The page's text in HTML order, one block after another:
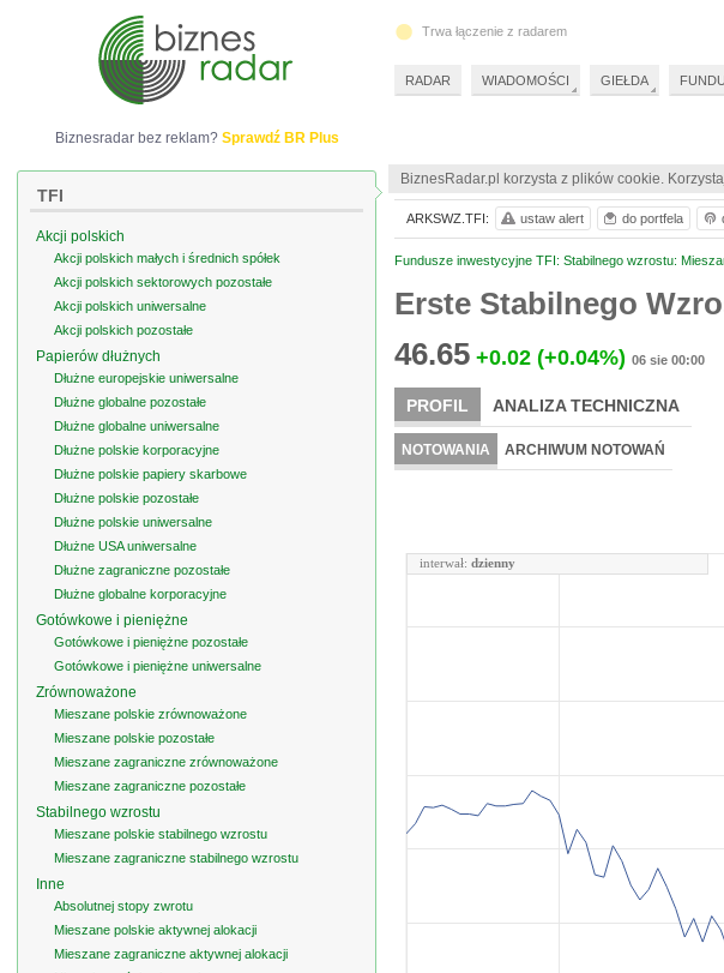
BiznesRadar.pl korzysta z plików cookie.
Fundusze inwestycyjne TFI: Stabilnego wzrostu:
Erste Stabilnego
46.65 +0.02 (+0.04%) 06 sie 00:00
PROFIL ANALIZA TECHNICZNA
NOTOWANIA ARCHIWUM NOTOWAŃ
interwał: dzienny
ARKSWZ.TFI: ustaw alert do portfela
Biznesradar bez reklam? Sprawdź BR Plus
TFI
Akcji polskich
Akcji polskich małych i średnich spółek
Akcji polskich sektorowych pozostałe
Akcji polskich uniwersalne
Akcji polskich pozostałe
Papierów dłużnych
Dłużne europejskie uniwersalne
Dłużne globalne pozostałe
Dłużne globalne uniwersalne
Dłużne polskie korporacyjne
Dłużne polskie papiery skarbowe
Dłużne polskie pozostałe
Dłużne polskie uniwersalne
Dłużne USA uniwersalne
Dłużne zagraniczne pozostałe
Dłużne globalne korporacyjne
Gotówkowe i pieniężne
Gotówkowe i pieniężne pozostałe
Gotówkowe i pieniężne uniwersalne
Zrównoważone
Mieszane polskie zrównoważone
Mieszane polskie pozostałe
Mieszane zagraniczne zrównoważone
Mieszane zagraniczne pozostałe
Stabilnego wzrostu
Mieszane polskie stabilnego wzrostu
Mieszane zagraniczne stabilnego wzrostu
Inne
Absolutnej stopy zwrotu
Mieszane polskie aktywnej alokacji
Mieszane zagraniczne aktywnej alokacji
Trwa łączenie z radarem
RADAR WIADOMOŚCI GIEŁDA